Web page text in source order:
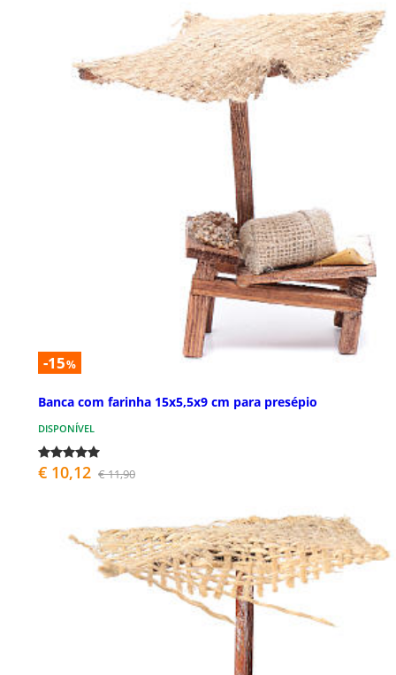
-15%
Banca com farinha 15x5,5x9 cm para presépio
DISPONÍVEL
€ 10,12 € 11,90